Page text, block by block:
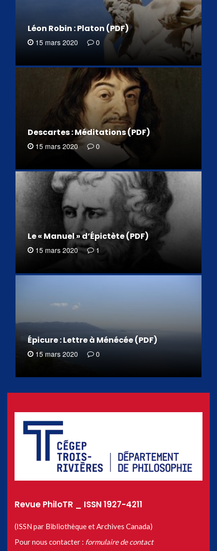
Léon Robin : Platon (PDF)
15 mars 2020 0
Descartes : Méditations (PDF)
15 mars 2020 0
Le « Manuel » d’Épictète (PDF)
15 mars 2020 1
Épicure : Lettre à Ménécée (PDF)
15 mars 2020 0
Revue PhiloTR _ ISSN 1927-4211
(ISSN par Bibliothèque et Archives Canada)
Pour nous contacter : formulaire de contact